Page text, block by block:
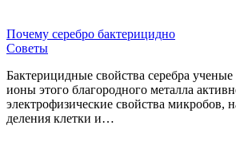
Почему серебро бактерицидно
Советы
Бактерицидные свойства серебра
ионы этого благородного металла
электрофизические свойства микробов,
деления клетки и…